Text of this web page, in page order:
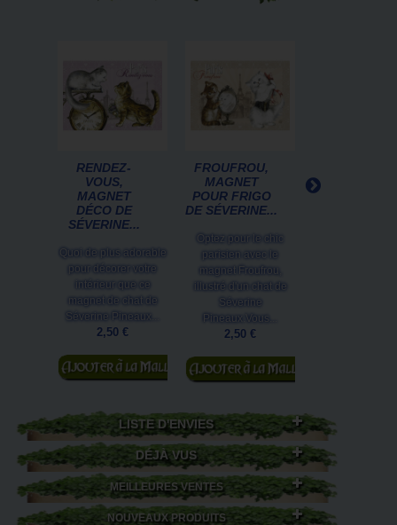
RENDEZ-
VOUS,
MAGNET
DÉCO DE
SÉVERINE...
Quoi de plus adorable
pour décorer votre
intérieur que ce
magnet de chat de
Séverine Pineaux...
2,50 €
Ajouter au
panier
FROUFROU,
MAGNET
POUR FRIGO
DE SÉVERINE...
Optez pour le chic
parisien avec le
magnet Froufrou,
illustré d'un chat de
Séverine
Pineaux.Vous...
2,50 €
Ajouter au
panier
POSTALE DE
LISTE D'ENVIES
DÉJÀ VUS
MEILLEURES VENTES
NOUVEAUX PRODUITS